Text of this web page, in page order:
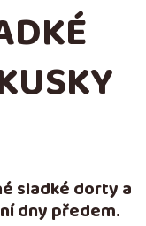
sladké dorty a
dny předem.